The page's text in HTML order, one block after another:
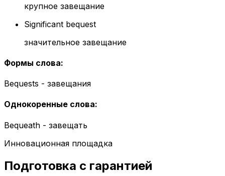
крупное завещание
Significant bequest
значительное завещание
Формы слова:
Bequests - завещания
Однокоренные слова:
Bequeath - завещать
Инновационная площадка
Подготовка с гарантией